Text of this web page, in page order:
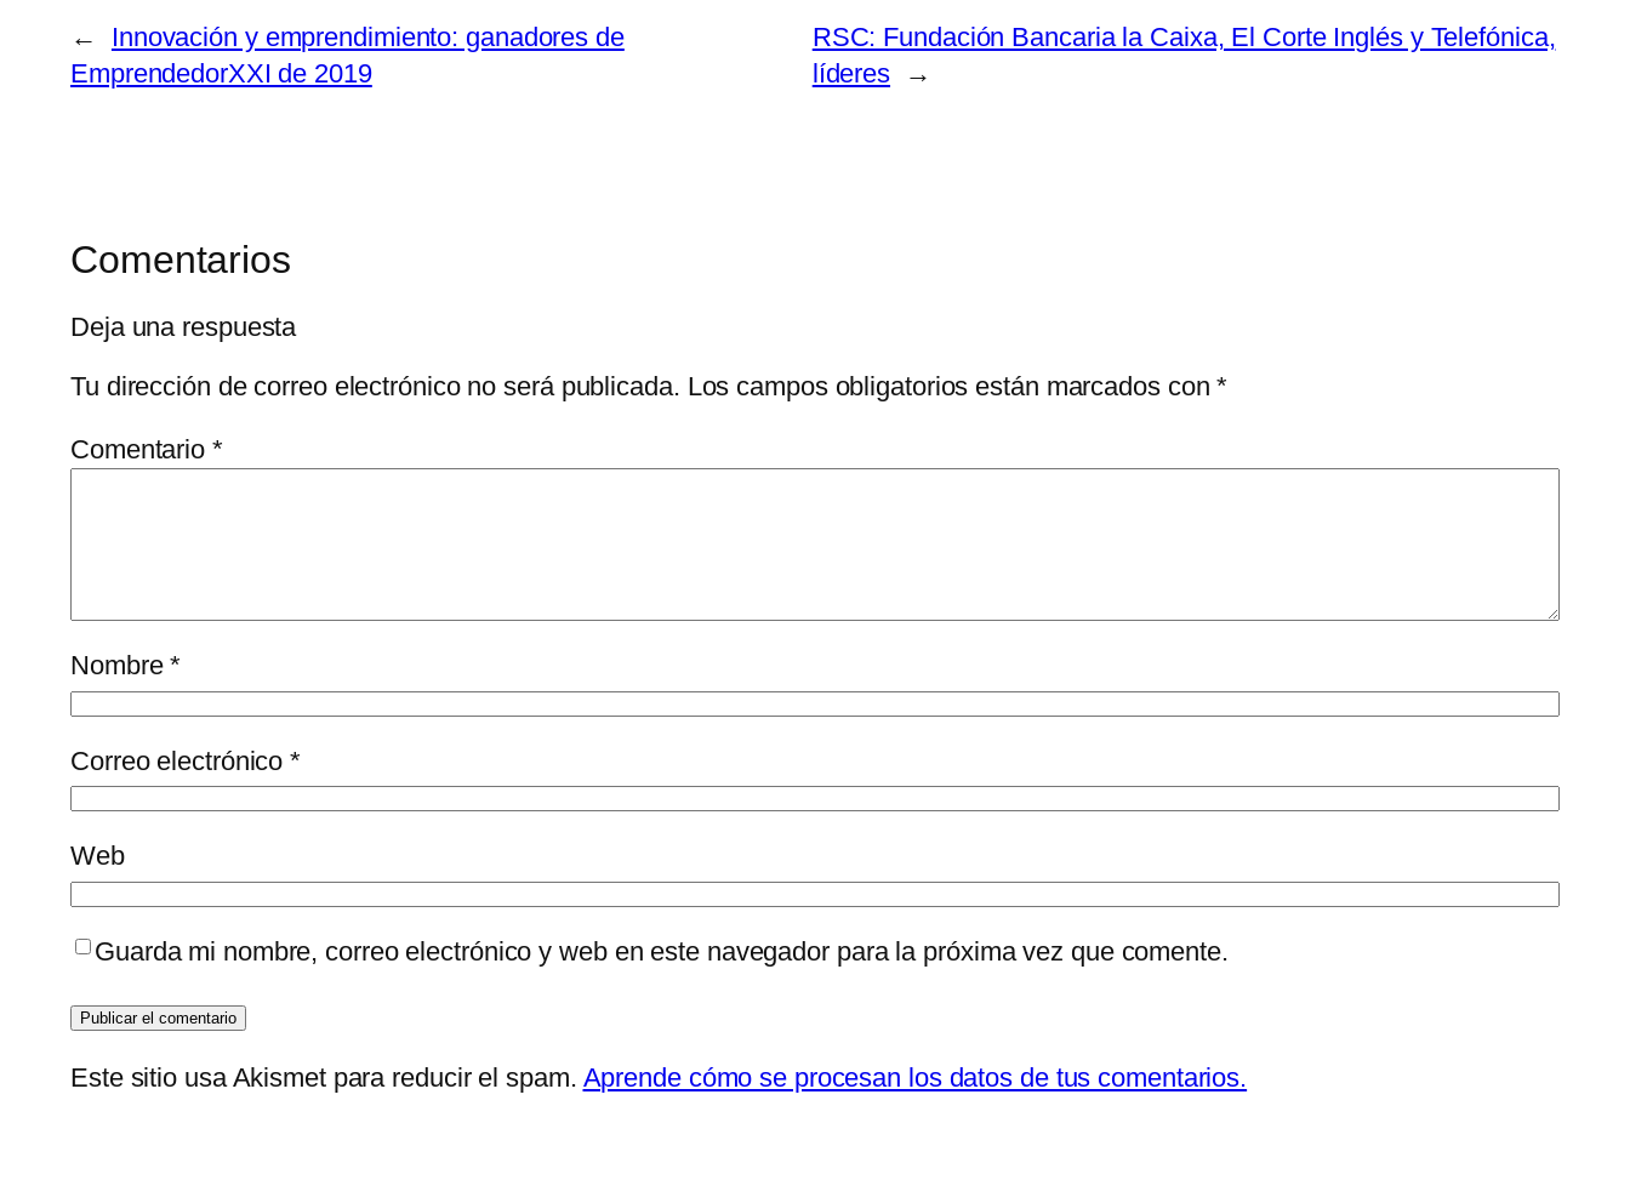
←
Innovación y emprendimiento: ganadores de
EmprendedorXXI de 2019
RSC: Fundación Bancaria la Caixa, El Corte Inglés y Telefónica,
líderes
→
Comentarios
Deja una respuesta
Tu dirección de correo electrónico no será publicada. Los campos obligatorios están marcados con*
Comentario *
Nombre*
Correo electrónico*
Web
Guarda mi nombre, correo electrónico y web en este navegador para la próxima vez que comente.
Este sitio usa Akismet para reducir el spam. Aprende cómo se procesan los datos de tus comentarios.